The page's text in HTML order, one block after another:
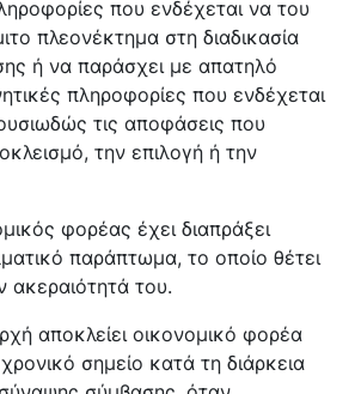
που ενδέχεται να του
πλεονέκτημα στη διαδικασία
ή να παράσχει με απατηλό
πληροφορίες που ενδέχεται
τις αποφάσεις που
την επιλογή ή την
φορέας έχει διαπράξει
παράπτωμα, το οποίο θέτει
ακεραιότητά του.
αποκλείει οικονομικό φορέα
σημείο κατά τη διάρκεια